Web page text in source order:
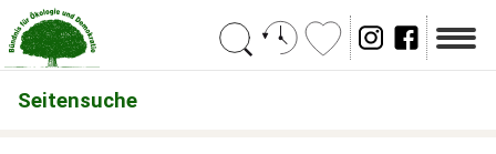
Suchen
Seitensuche